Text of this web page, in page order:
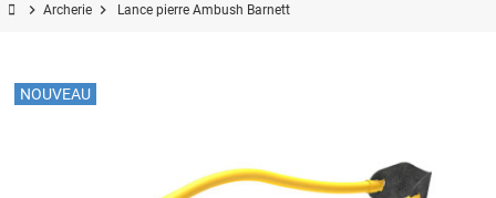
chevron_right Archerie chevron_right Lance pierre Ambush Barnett
NOUVEAU